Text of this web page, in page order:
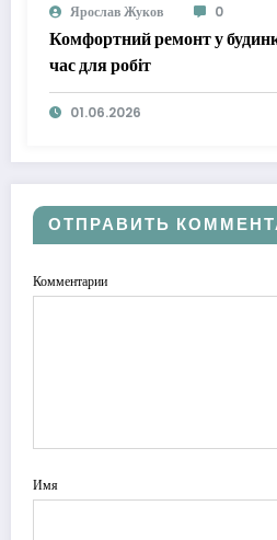
Ярослав Жуков 0
Комфортний ремонт у
час для робіт
01.06.2026
ОТПРАВИТЬ
Комментарии
Имя